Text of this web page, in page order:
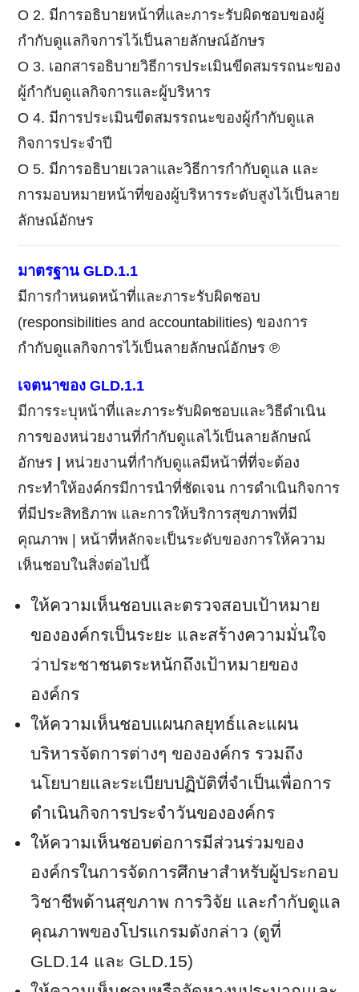
Ο 2. มีการอธิบายหน้าที่และภาระรับผิดชอบของผู้
กำกับดูแลกิจการไว้เป็นลายลักษณ์อักษร
Ο 3. เอกสารอธิบายวิธีการประเมินขีดสมรรถนะของ
ผู้กำกับดูแลกิจการและผู้บริหาร
Ο 4. มีการประเมินขีดสมรรถนะของผู้กำกับดูแล
กิจการประจำปี
Ο 5. มีการอธิบายเวลาและวิธีการกำกับดูแล และ
การมอบหมายหน้าที่ของผู้บริหารระดับสูงไว้เป็นลาย
ลักษณ์อักษร
มาตรฐาน GLD.1.1
มีการกำหนดหน้าที่และภาระรับผิดชอบ
(responsibilities and accountabilities) ของการ
กำกับดูแลกิจการไว้เป็นลายลักษณ์อักษร ℗
เจตนาของ GLD.1.1
มีการระบุหน้าที่และภาระรับผิดชอบและวิธีดำเนิน
การของหน่วยงานที่กำกับดูแลไว้เป็นลายลักษณ์
อักษร | หน่วยงานที่กำกับดูแลมีหน้าที่ที่จะต้อง
กระทำให้องค์กรมีการนำที่ชัดเจน การดำเนินกิจการ
ที่มีประสิทธิภาพ และการให้บริการสุขภาพที่มี
คุณภาพ | หน้าที่หลักจะเป็นระดับของการให้ความ
เห็นชอบในสิ่งต่อไปนี้
ให้ความเห็นชอบและตรวจสอบเป้าหมาย
ขององค์กรเป็นระยะ และสร้างความมั่นใจ
ว่าประชาชนตระหนักถึงเป้าหมายของ
องค์กร
ให้ความเห็นชอบแผนกลยุทธ์และแผน
บริหารจัดการต่างๆ ขององค์กร รวมถึง
นโยบายและระเบียบปฏิบัติที่จำเป็นเพื่อการ
ดำเนินกิจการประจำวันขององค์กร
ให้ความเห็นชอบต่อการมีส่วนร่วมของ
องค์กรในการจัดการศึกษาสำหรับผู้ประกอบ
วิชาชีพด้านสุขภาพ การวิจัย และกำกับดูแล
คุณภาพของโปรแกรมดังกล่าว (ดูที่
GLD.14 และ GLD.15)